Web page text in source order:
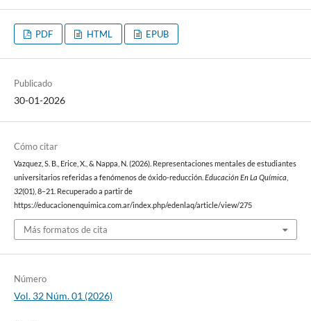
PDF HTML EPUB
Publicado
30-01-2026
Cómo citar
Vazquez, S. B., Erice, X., & Nappa, N. (2026). Representaciones mentales de estudiantes
universitarios referidas a fenómenos de óxido-reducción. Educación En La Química
32(01), 8–21. Recuperado a partir de
https://educacionenquimica.com.ar/index.php/edenlaq/article/view/275
Más formatos de cita
Número
Vol. 32 Núm. 01 (2026)